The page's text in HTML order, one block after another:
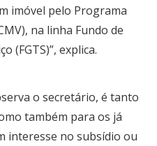
imóvel pelo Programa
na linha Fundo de
(FGTS)”, explica.
o secretário, é tanto
também para os já
interesse no subsídio ou